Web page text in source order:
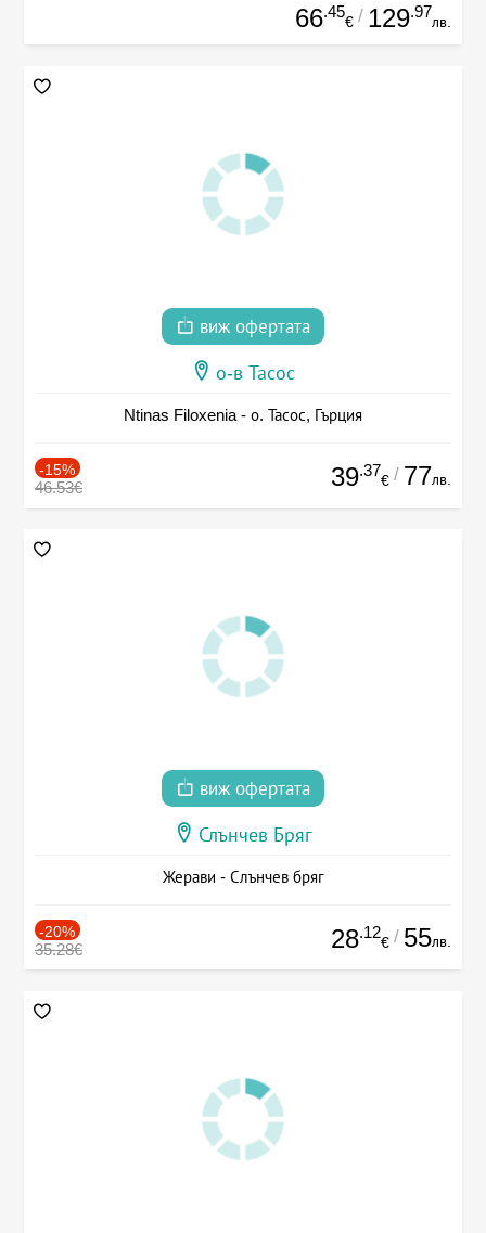
66.45
€ / 129.97
лв.
виж офертата
о-в Тасос
Ntinas Filoxenia - о. Тасос, Гърция
-15%
46.53€ 39.37
€ / 77лв.
виж офертата
Слънчев Бряг
Жерави - Слънчев бряг
-20%
35.28€ 28.12
€ / 55лв.